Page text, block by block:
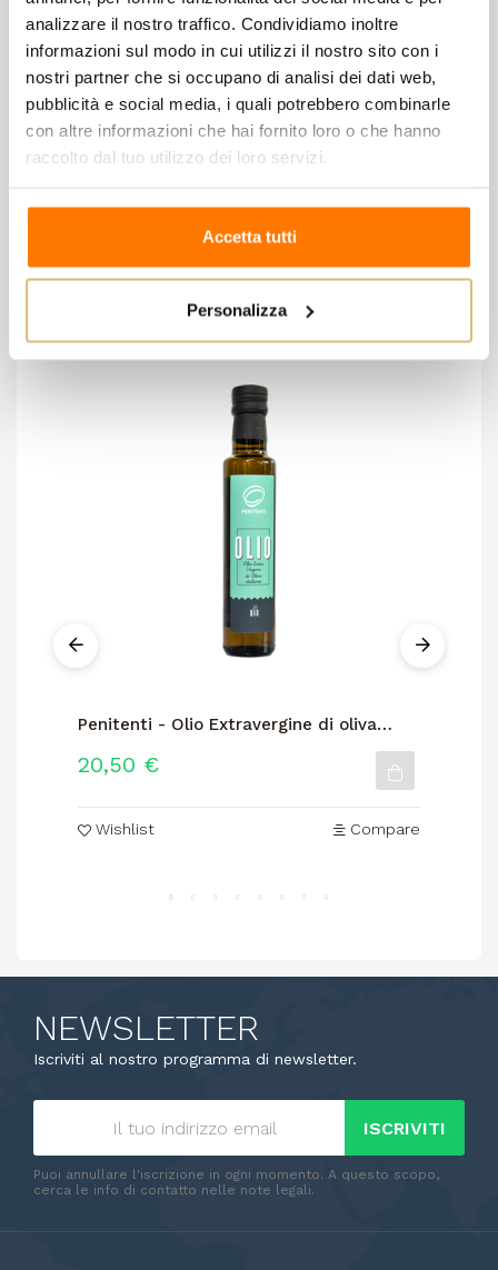
analizzare il nostro traffico. Condividiamo inoltre
informazioni sul modo in cui utilizzi il nostro sito con i
nostri partner che si occupano di analisi dei dati web,
pubblicità e social media, i quali potrebbero combinarle
con altre informazioni che hai fornito loro o che hanno
raccolto dal tuo utilizzo dei loro servizi.
Accetta tutti
Personalizza
fruttato. E’ un olio fresco non pesante, che si sposa
semplice insalata o spaghetti “made in Italy” sino al
più complesso pesce di lago o mare.
8 altri prodotti della stessa
categoria:
Penitenti - Olio Extravergine di oliva
20,50 €
Wishlist Compare
NEWSLETTER
Iscriviti al nostro programma di newsletter.
ISCRIVITI
Puoi annullare l'iscrizione in ogni momento. A questo scopo,
cerca le info di contatto nelle note legali.